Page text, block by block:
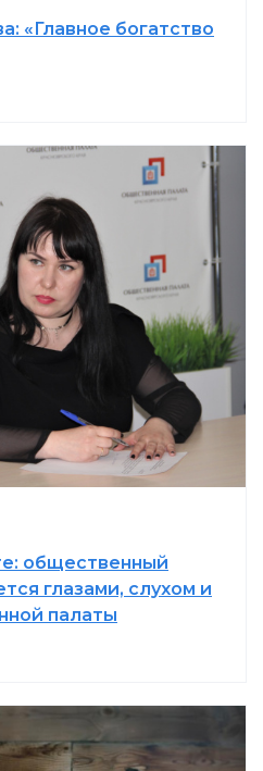
«Главное богатство
общественный
глазами, слухом и
палаты